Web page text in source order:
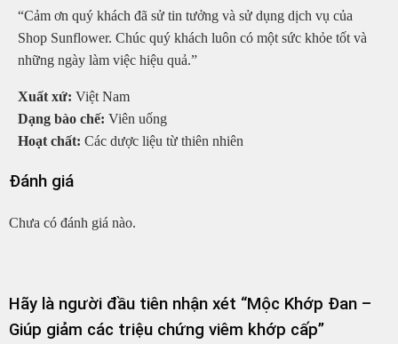
“Cảm ơn quý khách đã sử tin tưởng và sử dụng dịch vụ của
Shop Sunflower. Chúc quý khách luôn có một sức khỏe tốt và
những ngày làm việc hiệu quả.”
Xuất xứ: Việt Nam
Dạng bào chế: Viên uống
Hoạt chất: Các dược liệu từ thiên nhiên
Đánh giá
Chưa có đánh giá nào.
Hãy là người đầu tiên nhận xét “Mộc Khớp Đan –
Giúp giảm các triệu chứng viêm khớp cấp”